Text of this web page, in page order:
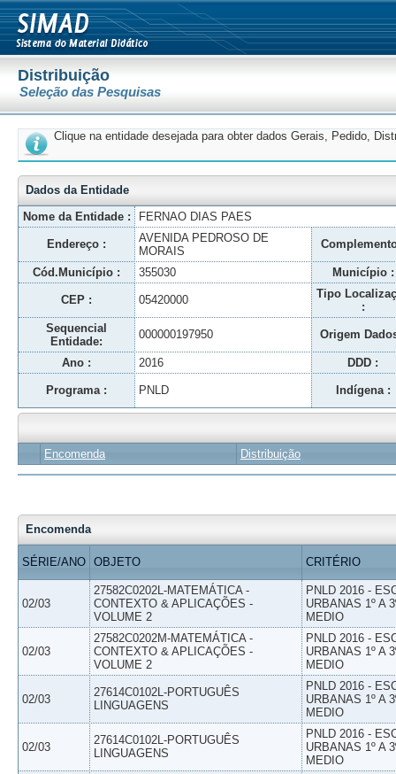
Distribuição
Seleção das Pesquisas
Clique na entidade desejada para obter dados Gerais, Pedido,
Dados da Entidade
Nome da Entidade :
FERNAO DIAS PAES
Endereço :
AVENIDA PEDROSO DE
MORAIS
Cód.Município : 355030 Município :
CEP : 05420000
Tipo
:
Sequencial
Entidade:
000000197950 Origem
Ano : 2016 DDD :
Programa : PNLD Indígena :
Encomenda Distribuição
Encomenda
SÉRIE/ANO OBJETO CRITÉRIO
02/03
27582C0202L-MATEMÁTICA -
CONTEXTO & APLICAÇÕES -
VOLUME 2
PNLD 2016 -
URBANAS 1º A
MEDIO
02/03
27582C0202M-MATEMÁTICA -
CONTEXTO & APLICAÇÕES -
VOLUME 2
PNLD 2016 -
URBANAS 1º A
MEDIO
02/03
27614C0102L-PORTUGUÊS
LINGUAGENS
PNLD 2016 -
URBANAS 1º A
MEDIO
02/03
27614C0102L-PORTUGUÊS
LINGUAGENS
PNLD 2016 -
URBANAS 1º A
MEDIO